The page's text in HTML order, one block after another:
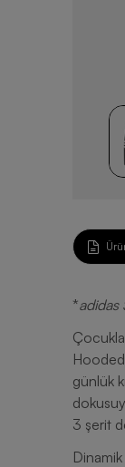
*adidas
günlük
3 şerit